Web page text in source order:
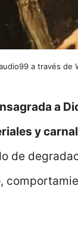
a través de
a
y
de